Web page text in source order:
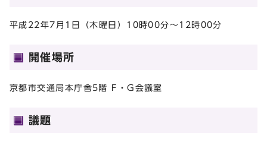
平成22年7月1日（木曜日）10時00分～12時00分
開催場所
京都市交通局本庁舎5階 F・G会議室
議題